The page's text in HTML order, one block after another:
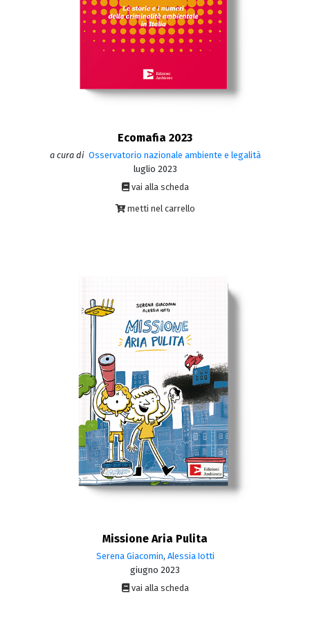
Ecomafia 2023
a cura di Osservatorio nazionale ambiente e legalità
luglio 2023
vai alla scheda
metti nel carrello
Missione Aria Pulita
Serena Giacomin, Alessia Iotti
giugno 2023
vai alla scheda